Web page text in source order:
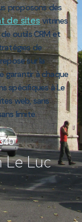
proposons des
de sitesvitrines
outils CRM et
de
sur la
garantir à chaque
spécifiques à Le
web, sans
limite.
Le Luc